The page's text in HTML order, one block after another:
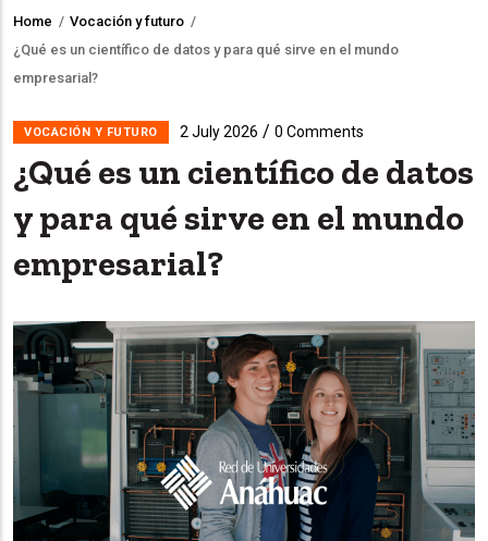
Breadcrumb
Home / Vocación y futuro /
¿Qué es un científico de datos y para qué sirve en el mundo
empresarial?
VOCACIÓN Y FUTURO 2 July 2026 / 0 Comments
¿Qué es un científico de datos
y para qué sirve en el mundo
empresarial?